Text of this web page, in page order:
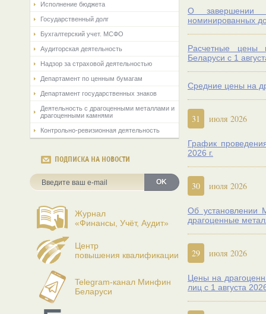
Исполнение бюджета
Государственный долг
Бухгалтерский учет. МСФО
Аудиторская деятельность
Надзор за страховой деятельностью
Департамент по ценным бумагам
Департамент государственных знаков
Деятельность с драгоценными металлами и
драгоценными камнями
Контрольно-ревизионная деятельность
ПОДПИСКА НА НОВОСТИ
OK
Журнал
«Финансы, Учёт, Аудит»
Центр
повышения квалификации
Telegram-канал Минфин
Беларуси
О завершении
номинированных
Расчетные цены
Беларуси c 1
Средние цены на
31 июля 2026
График
2026 г.
30 июля 2026
Об установлении
драгоценные
29 июля 2026
Цены на
лиц с 1 августа